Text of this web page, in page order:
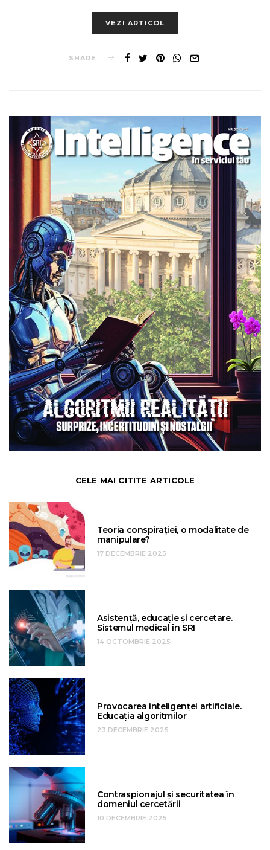
VEZI ARTICOL
SHARE
CELE MAI CITITE ARTICOLE
Teoria conspirației, o modalitate de
manipulare?
17 DECEMBRIE 2025
Asistență, educație și cercetare.
Sistemul medical în SRI
14 OCTOMBRIE 2025
Provocarea inteligenței artificiale.
Educația algoritmilor
23 DECEMBRIE 2025
Contraspionajul și securitatea în
domeniul cercetării
10 DECEMBRIE 2025